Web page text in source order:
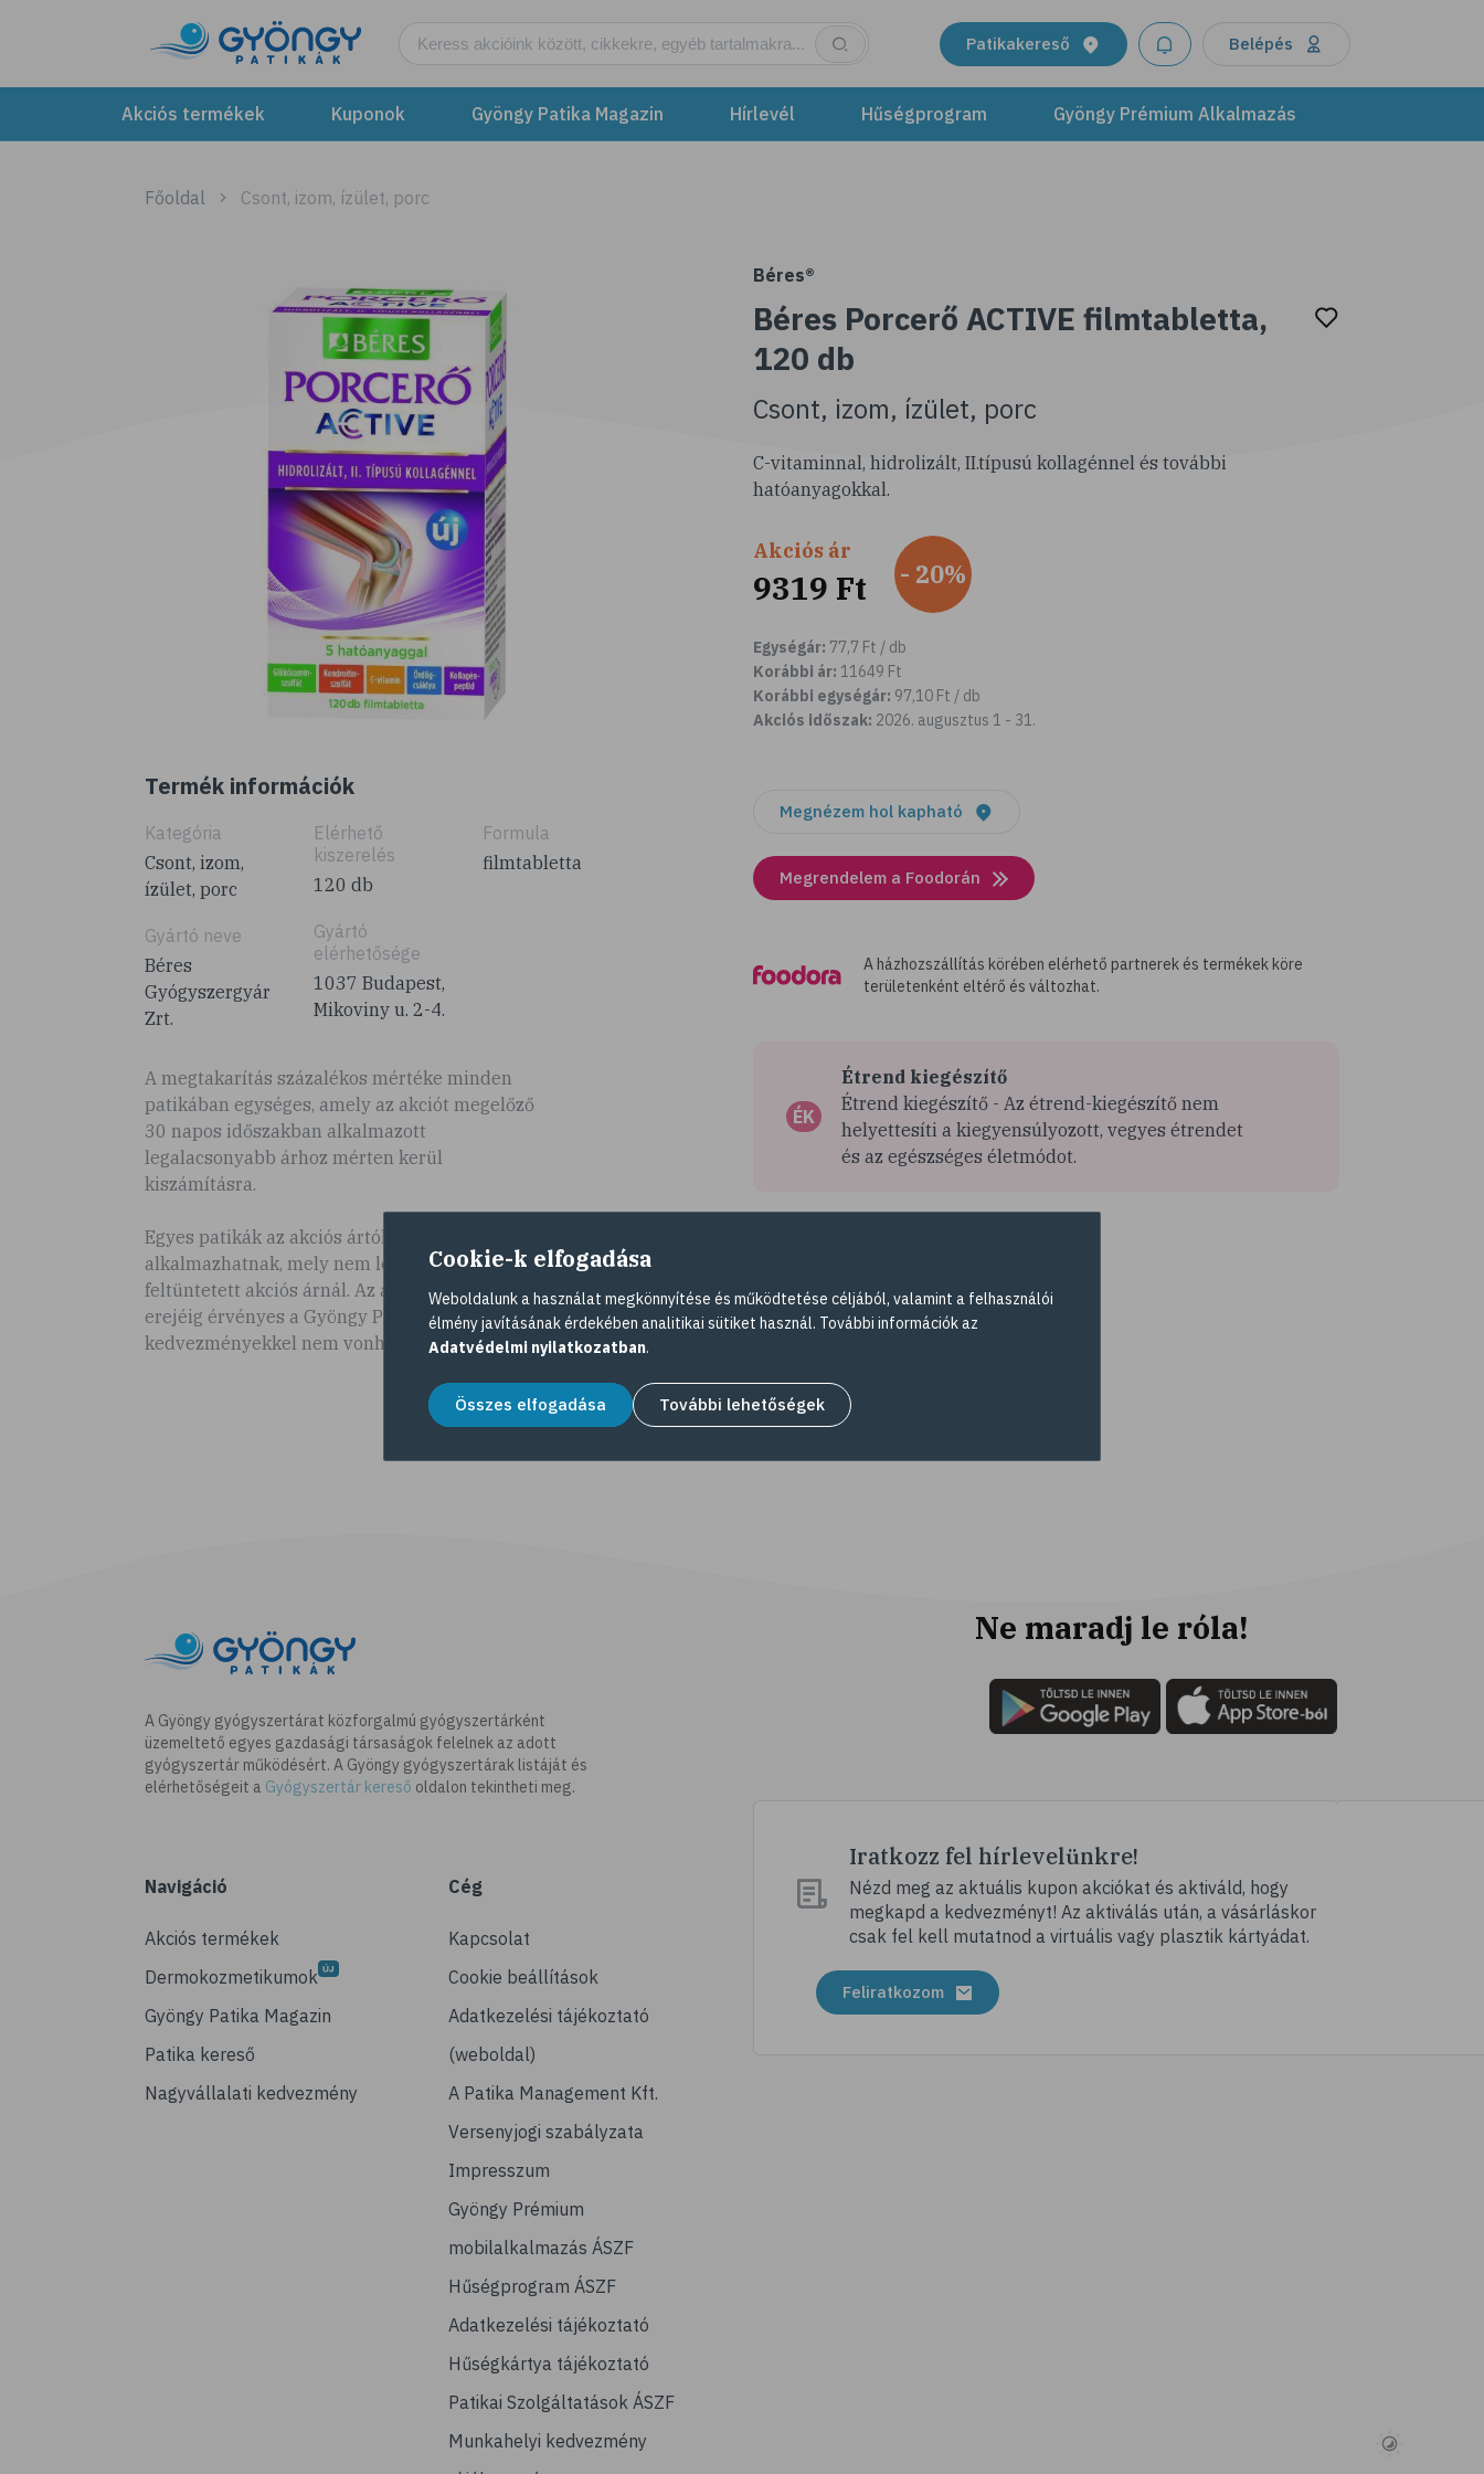
Patikakereső Belépés
Akciós termékek Kuponok Gyöngy Patika Magazin Hírlevél Hűségprogram Gyöngy Prémium Alkalmazás
Főoldal Csont, izom, ízület, porc
Termék információk
Kategória
Csont, izom,
ízület, porc
Gyártó neve
Béres
Gyógyszergyár
Zrt.
Elérhető
kiszerelés
120 db
Gyártó
elérhetősége
1037 Budapest,
Mikoviny u. 2-4.
Formula
filmtabletta
A megtakarítás százalékos mértéke minden
patikában egységes, amely az akciót megelőző
30 napos időszakban alkalmazott
legalacsonyabb árhoz mérten kerül
kiszámításra.
Egyes patikák az akciós ártól eltérő árat
alkalmazhatnak, mely nem lehet magasabb a
feltüntetett akciós árnál. Az akció a készlet
erejéig érvényes a Gyöngy Patikákban és más
kedvezményekkel nem vonható össze.
Béres®
Béres Porcerő ACTIVE filmtabletta,
120 db
Csont, izom, ízület, porc
C-vitaminnal, hidrolizált, II.típusú kollagénnel és további
hatóanyagokkal.
Akciós ár
9319 Ft - 20%
Egységár: 77,7 Ft / db
Korábbi ár: 11649 Ft
Korábbi egységár: 97,10 Ft / db
Akciós időszak: 2026. augusztus 1 - 31.
Megnézem hol kapható
Megrendelem a Foodorán
A házhozszállítás körében elérhető partnerek és termékek köre
területenként eltérő és változhat.
ÉK
Étrend kiegészítő
Étrend kiegészítő - Az étrend-kiegészítő nem
helyettesíti a kiegyensúlyozott, vegyes étrendet
és az egészséges életmódot.
A Gyöngy gyógyszertárat közforgalmú gyógyszertárként
üzemeltető egyes gazdasági társaságok felelnek az adott
gyógyszertár működésért. A Gyöngy gyógyszertárak listáját és
elérhetőségeit a Gyógyszertár kereső oldalon tekintheti meg.
Navigáció
Akciós termékek
Dermokozmetikumok
Gyöngy Patika Magazin
Patika kereső
Nagyvállalati kedvezmény
Cég
Kapcsolat
Cookie beállítások
Adatkezelési tájékoztató
(weboldal)
A Patika Management Kft.
Versenyjogi szabályzata
Impresszum
Gyöngy Prémium
mobilalkalmazás ÁSZF
Hűségprogram ÁSZF
Adatkezelési tájékoztató
Hűségkártya tájékoztató
Patikai Szolgáltatások ÁSZF
Munkahelyi kedvezmény
Ne maradj le róla!
Iratkozz fel hírlevelünkre!
Nézd meg az aktuális kupon akciókat és aktiváld, hogy
megkapd a kedvezményt! Az aktiválás után, a vásárláskor
csak fel kell mutatnod a virtuális vagy plasztik kártyádat.
Feliratkozom
Cookie-k elfogadása
Weboldalunk a használat megkönnyítése és működtetése céljából, valamint a felhasználói
élmény javításának érdekében analitikai sütiket használ. További információk az
Adatvédelmi nyilatkozatban.
Összes elfogadása További lehetőségek